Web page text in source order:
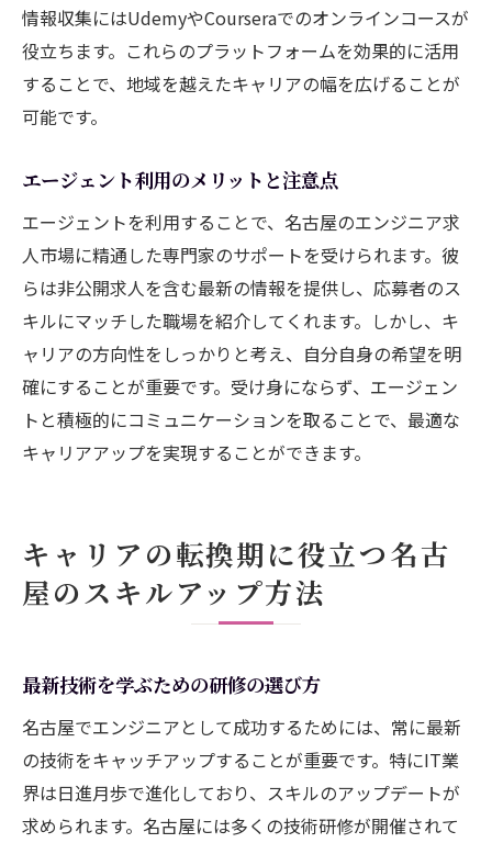
情報収集にはUdemyやCourseraでのオンラインコースが
役立ちます。これらのプラットフォームを効果的に活用
することで、地域を越えたキャリアの幅を広げることが
可能です。
エージェント利用のメリットと注意点
エージェントを利用することで、名古屋のエンジニア求
人市場に精通した専門家のサポートを受けられます。彼
らは非公開求人を含む最新の情報を提供し、応募者のス
キルにマッチした職場を紹介してくれます。しかし、キ
ャリアの方向性をしっかりと考え、自分自身の希望を明
確にすることが重要です。受け身にならず、エージェン
トと積極的にコミュニケーションを取ることで、最適な
キャリアアップを実現することができます。
キャリアの転換期に役立つ名古
屋のスキルアップ方法
最新技術を学ぶための研修の選び方
名古屋でエンジニアとして成功するためには、常に最新
の技術をキャッチアップすることが重要です。特にIT業
界は日進月歩で進化しており、スキルのアップデートが
求められます。名古屋には多くの技術研修が開催されて